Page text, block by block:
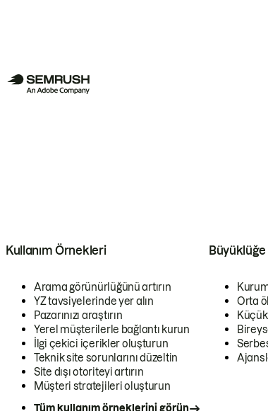
Kullanım Örnekleri
Arama görünürlüğünü artırın
YZ tavsiyelerinde yer alın
Pazarınızı araştırın
Yerel müşterilerle bağlantı kurun
İlgi çekici içerikler oluşturun
Teknik site sorunlarını düzeltin
Site dışı otoriteyi artırın
Müşteri stratejileri oluşturun
Tüm kullanım örneklerini görün
Orta